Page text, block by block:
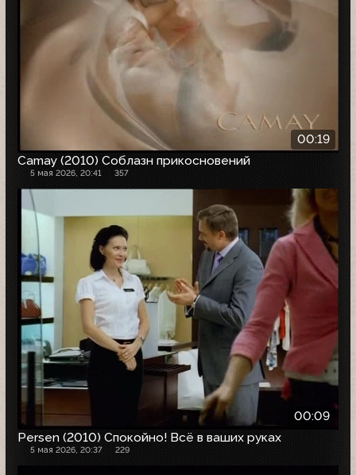
00:19
Camay (2010) Соблазн прикосновений
5 мая 2026, 20:41 357
00:09
Persen (2010) Спокойно! Всё в ваших руках
5 мая 2026, 20:37 229